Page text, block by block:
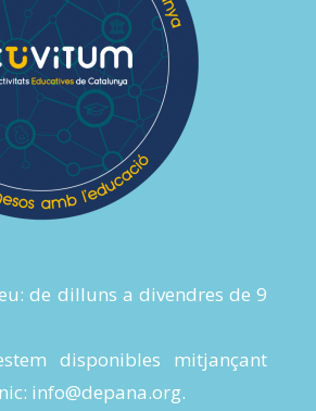
de dilluns a divendres de 9
disponibles mitjançant
info@depana.org.